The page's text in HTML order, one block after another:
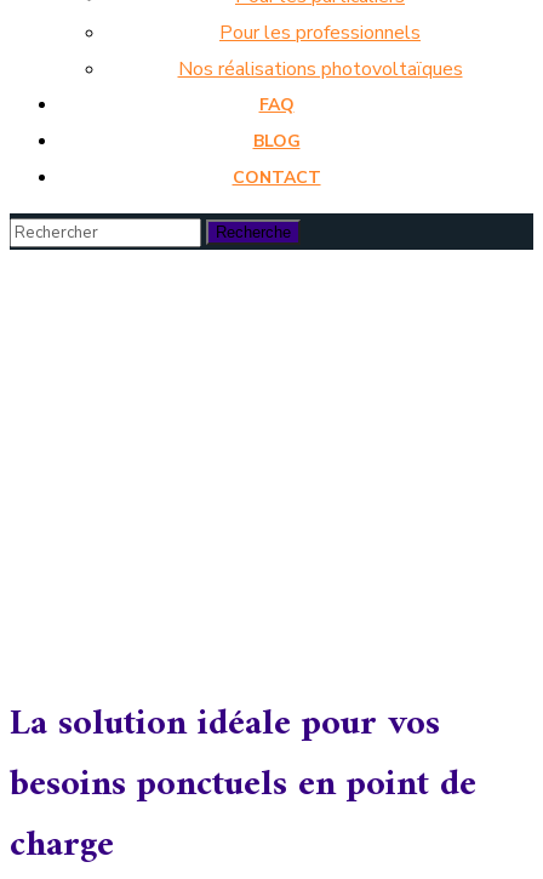
Pour les professionnels
Nos réalisations photovoltaïques
FAQ
BLOG
CONTACT
La solution idéale pour vos
besoins ponctuels en point de
charge